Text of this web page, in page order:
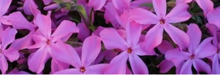
ARTIKLER
OM PLANTEPORTALEN